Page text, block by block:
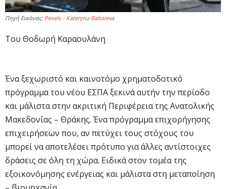
Πηγή Εικόνας: Pexels - Kateryna Babaieva
Του Θοδωρή Καραουλάνη
Ένα ξεχωριστό και καινοτόμο χρηματοδοτικό
πρόγραμμα του νέου ΕΣΠΑ ξεκινά αυτήν την περίοδο
και μάλιστα στην ακριτική Περιφέρεια της Ανατολικής
Μακεδονίας – Θράκης. Ένα πρόγραμμα επιχορήγησης
επιχειρήσεων που, αν πετύχει τους στόχους του
μπορεί να αποτελέσει πρότυπο για άλλες αντίστοιχες
δράσεις σε όλη τη χώρα. Ειδικά στον τομέα της
εξοικονόμησης ενέργειας και μάλιστα στη μεταποίηση